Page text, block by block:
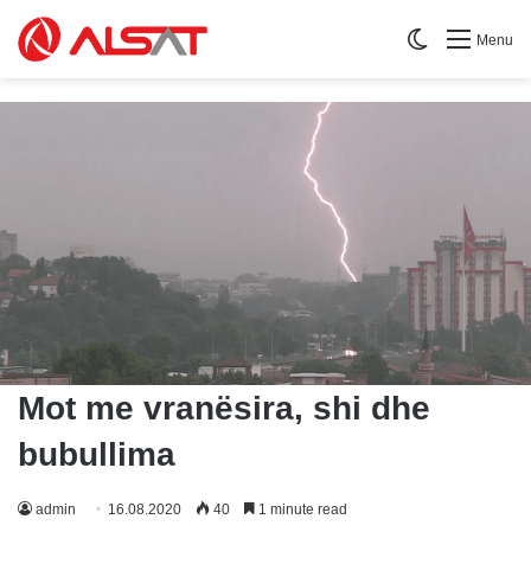
Menu
Switch skin
Mot me vranësira, shi dhe
bubullima
admin 16.08.2020 40 1 minute read